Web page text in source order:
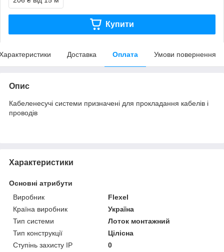
Купити
Доставка Оплата Умови повернення
Опис
Кабеленесучі системи призначені для прокладання кабелів і
проводів
Характеристики
Основні атрибути
Виробник
Flexel
Країна виробник
Україна
Тип системи
Лоток монтажний
Тип конструкції
Цілісна
Ступінь захисту IP
0